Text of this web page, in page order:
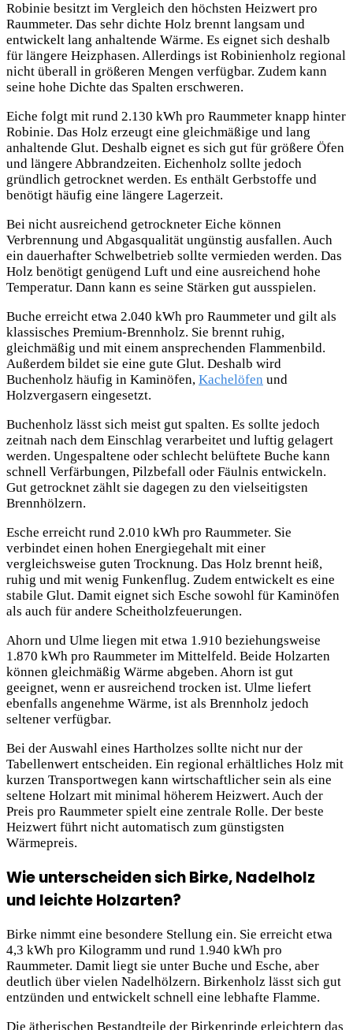
Robinie besitzt im Vergleich den höchsten Heizwert pro
Raummeter. Das sehr dichte Holz brennt langsam und
entwickelt lang anhaltende Wärme. Es eignet sich deshalb
für längere Heizphasen. Allerdings ist Robinienholz regional
nicht überall in größeren Mengen verfügbar. Zudem kann
seine hohe Dichte das Spalten erschweren.
Eiche folgt mit rund 2.130 kWh pro Raummeter knapp hinter
Robinie. Das Holz erzeugt eine gleichmäßige und lang
anhaltende Glut. Deshalb eignet es sich gut für größere Öfen
und längere Abbrandzeiten. Eichenholz sollte jedoch
gründlich getrocknet werden. Es enthält Gerbstoffe und
benötigt häufig eine längere Lagerzeit.
Bei nicht ausreichend getrockneter Eiche können
Verbrennung und Abgasqualität ungünstig ausfallen. Auch
ein dauerhafter Schwelbetrieb sollte vermieden werden. Das
Holz benötigt genügend Luft und eine ausreichend hohe
Temperatur. Dann kann es seine Stärken gut ausspielen.
Buche erreicht etwa 2.040 kWh pro Raummeter und gilt als
klassisches Premium-Brennholz. Sie brennt ruhig,
gleichmäßig und mit einem ansprechenden Flammenbild.
Außerdem bildet sie eine gute Glut. Deshalb wird
Buchenholz häufig in Kaminöfen, Kachelöfen und
Holzvergasern eingesetzt.
Buchenholz lässt sich meist gut spalten. Es sollte jedoch
zeitnah nach dem Einschlag verarbeitet und luftig gelagert
werden. Ungespaltene oder schlecht belüftete Buche kann
schnell Verfärbungen, Pilzbefall oder Fäulnis entwickeln.
Gut getrocknet zählt sie dagegen zu den vielseitigsten
Brennhölzern.
Esche erreicht rund 2.010 kWh pro Raummeter. Sie
verbindet einen hohen Energiegehalt mit einer
vergleichsweise guten Trocknung. Das Holz brennt heiß,
ruhig und mit wenig Funkenflug. Zudem entwickelt es eine
stabile Glut. Damit eignet sich Esche sowohl für Kaminöfen
als auch für andere Scheitholzfeuerungen.
Ahorn und Ulme liegen mit etwa 1.910 beziehungsweise
1.870 kWh pro Raummeter im Mittelfeld. Beide Holzarten
können gleichmäßig Wärme abgeben. Ahorn ist gut
geeignet, wenn er ausreichend trocken ist. Ulme liefert
ebenfalls angenehme Wärme, ist als Brennholz jedoch
seltener verfügbar.
Bei der Auswahl eines Hartholzes sollte nicht nur der
Tabellenwert entscheiden. Ein regional erhältliches Holz mit
kurzen Transportwegen kann wirtschaftlicher sein als eine
seltene Holzart mit minimal höherem Heizwert. Auch der
Preis pro Raummeter spielt eine zentrale Rolle. Der beste
Heizwert führt nicht automatisch zum günstigsten
Wärmepreis.
Wie unterscheiden sich Birke, Nadelholz
und leichte Holzarten?
Birke nimmt eine besondere Stellung ein. Sie erreicht etwa
4,3 kWh pro Kilogramm und rund 1.940 kWh pro
Raummeter. Damit liegt sie unter Buche und Esche, aber
deutlich über vielen Nadelhölzern. Birkenholz lässt sich gut
entzünden und entwickelt schnell eine lebhafte Flamme.
Die ätherischen Bestandteile der Birkenrinde erleichtern das